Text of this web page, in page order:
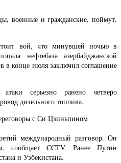
военные и гражданские, поймут,
вой, что минувшей ночью в
нефтебаза азербайджанской
в конце июля заключил соглашение
атаки серьезно ранено четверо
дизельного топлива.
с Си Цзиньпином
международный разговор. Он
сообщает CCTV. Ранее Путин
и Узбекистана.